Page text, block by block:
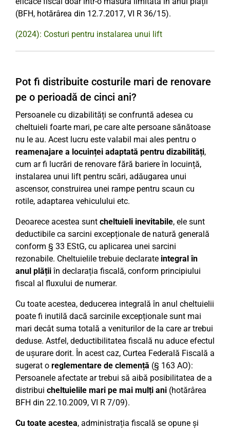
(BFH, hotărârea din 12.7.2017, VI R 36/15).
(2024): Costuri pentru instalarea unui lift
Pot fi distribuite costurile mari de renovare
pe o perioadă de cinci ani?
Persoanele cu dizabilități se confruntă adesea cu
cheltuieli foarte mari, pe care alte persoane sănătoase
nu le au. Acest lucru este valabil mai ales pentru o
reamenajare a locuinței adaptată pentru dizabilități,
cum ar fi lucrări de renovare fără bariere în locuință,
instalarea unui lift pentru scări, adăugarea unui
ascensor, construirea unei rampe pentru scaun cu
rotile, adaptarea vehiculului etc.
Deoarece acestea sunt cheltuieli inevitabile, ele sunt
deductibile ca sarcini excepționale de natură generală
conform § 33 EStG, cu aplicarea unei sarcini
rezonabile. Cheltuielile trebuie declarate integral în
anul plățiiîn declarația fiscală, conform principiului
fiscal al fluxului de numerar.
Cu toate acestea, deducerea integrală în anul cheltuielii
poate fi inutilă dacă sarcinile excepționale sunt mai
mari decât suma totală a veniturilor de la care ar trebui
deduse. Astfel, deductibilitatea fiscală nu aduce efectul
de ușurare dorit. În acest caz, Curtea Federală Fiscală a
sugerat o reglementare de clemență (§ 163 AO):
Persoanele afectate ar trebui să aibă posibilitatea de a
distribui cheltuielile mari pe mai mulți ani (hotărârea
BFH din 22.10.2009, VI R 7/09).
Cu toate acestea, administrația fiscală se opune și